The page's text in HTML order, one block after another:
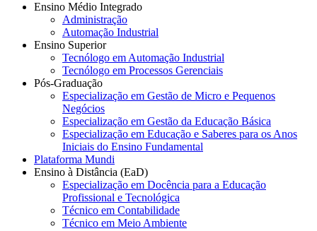
Ensino Médio Integrado
Administração
Automação Industrial
Ensino Superior
Tecnólogo em Automação Industrial
Tecnólogo em Processos Gerenciais
Pós-Graduação
Especialização em Gestão de Micro e Pequenos
Negócios
Especialização em Gestão da Educação Básica
Especialização em Educação e Saberes para os Anos
Iniciais do Ensino Fundamental
Plataforma Mundi
Ensino à Distância (EaD)
Especialização em Docência para a Educação
Profissional e Tecnológica
Técnico em Contabilidade
Técnico em Meio Ambiente